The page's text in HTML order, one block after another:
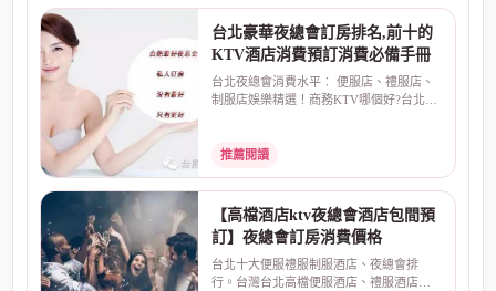
台北豪華夜總會訂房排名,前十的
KTV酒店消費預訂消費必備手冊
台北夜總會消費水平︰ 便服店、禮服店、
制服店娛樂精選！商務KTV哪個好?台北最
推薦閱讀
【高檔酒店ktv夜總會酒店包間預
訂】夜總會訂房消費價格
台北十大便服禮服制服酒店、夜總會排
行。台灣台北高檔便服酒店、禮服酒店、